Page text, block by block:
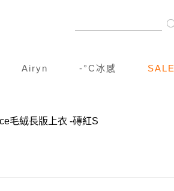
Airyn -°C冰感 SALE
毛絨長版上衣 -磚紅S